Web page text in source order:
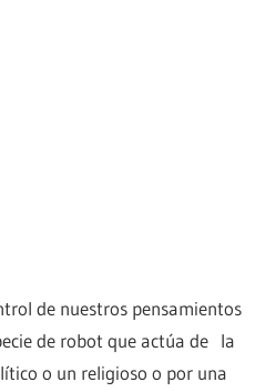
de nuestros pensamientos
de robot que actúa de la
o un religioso o por una